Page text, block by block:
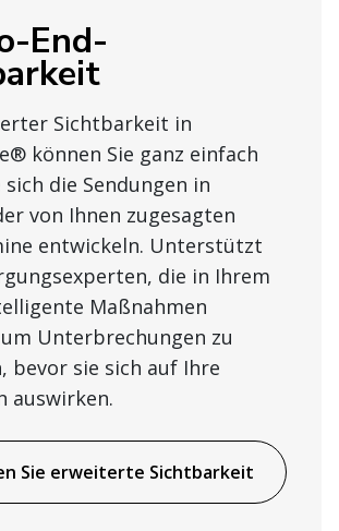
End-
Sichtbarkeit in
können Sie ganz einfach
sich die Sendungen in
von Ihnen zugesagten
entwickeln. Unterstützt
die in Ihrem
Maßnahmen
Unterbrechungen zu
bevor sie sich auf Ihre
auswirken.
Sie erweiterte Sichtbarkeit